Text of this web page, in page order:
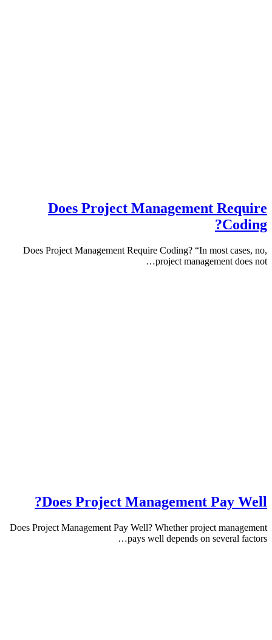
Does Project Management
Does Project Management Require Coding? “In most
project management
Does Project Management Pay
Does Project Management Pay Well? Whether project
pays well depends on